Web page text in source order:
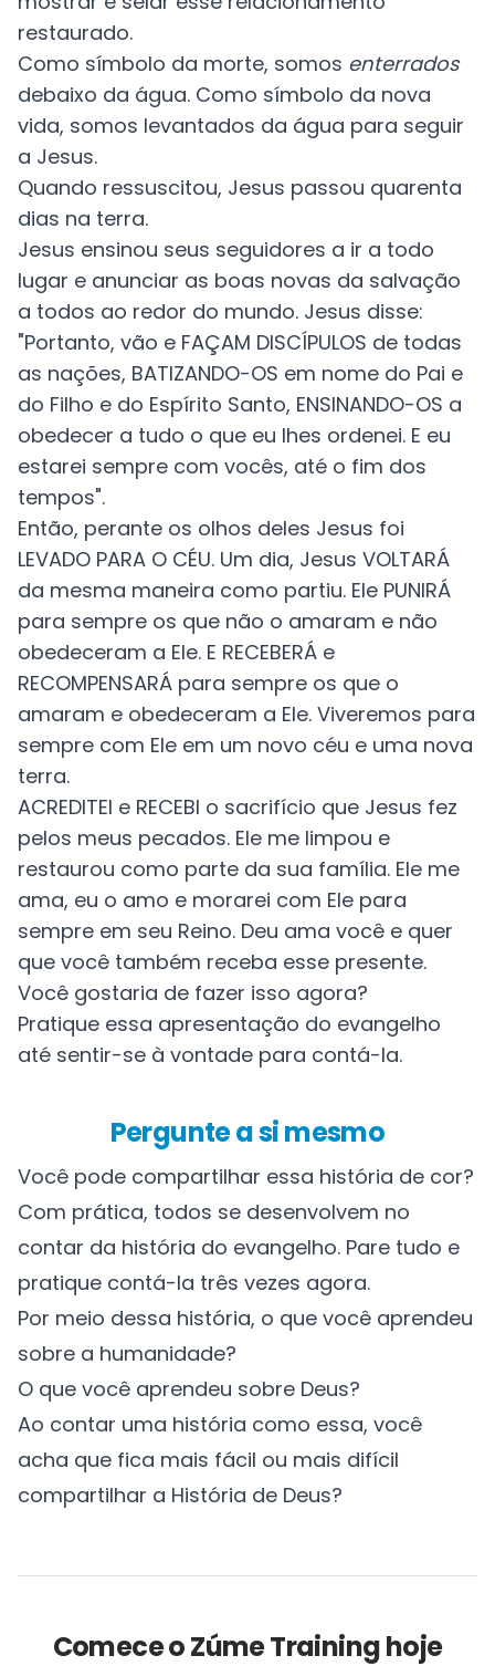
restaurado.
Como símbolo da morte, somos enterrados
debaixo da água. Como símbolo da nova
vida, somos levantados da água para seguir
a Jesus.
Quando ressuscitou, Jesus passou quarenta
dias na terra.
Jesus ensinou seus seguidores a ir a todo
lugar e anunciar as boas novas da salvação
a todos ao redor do mundo. Jesus disse:
"Portanto, vão e FAÇAM DISCÍPULOS de todas
as nações, BATIZANDO-OS em nome do Pai e
do Filho e do Espírito Santo, ENSINANDO-OS a
obedecer a tudo o que eu lhes ordenei. E eu
estarei sempre com vocês, até o fim dos
tempos".
Então, perante os olhos deles Jesus foi
LEVADO PARA O CÉU. Um dia, Jesus VOLTARÁ
da mesma maneira como partiu. Ele PUNIRÁ
para sempre os que não o amaram e não
obedeceram a Ele. E RECEBERÁ e
RECOMPENSARÁ para sempre os que o
amaram e obedeceram a Ele. Viveremos para
sempre com Ele em um novo céu e uma nova
terra.
ACREDITEI e RECEBI o sacrifício que Jesus fez
pelos meus pecados. Ele me limpou e
restaurou como parte da sua família. Ele me
ama, eu o amo e morarei com Ele para
sempre em seu Reino. Deu ama você e quer
que você também receba esse presente.
Você gostaria de fazer isso agora?
Pratique essa apresentação do evangelho
até sentir-se à vontade para contá-la.
Pergunte a si mesmo
Você pode compartilhar essa história de cor?
Com prática, todos se desenvolvem no
contar da história do evangelho. Pare tudo e
pratique contá-la três vezes agora.
Por meio dessa história, o que você aprendeu
sobre a humanidade?
O que você aprendeu sobre Deus?
Ao contar uma história como essa, você
acha que fica mais fácil ou mais difícil
compartilhar a História de Deus?
Comece o Zúme Training hoje